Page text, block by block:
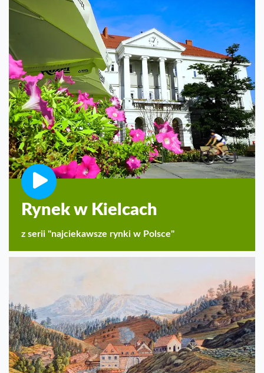
Rynek w Kielcach
z serii "najciekawsze rynki w Polsce"